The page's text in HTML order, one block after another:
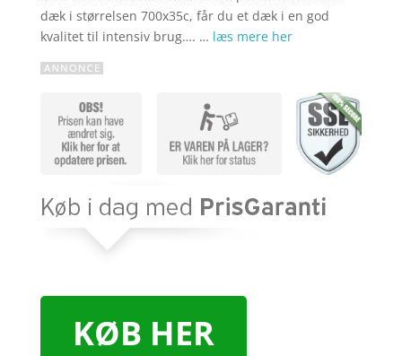
dæk i størrelsen 700x35c, får du et dæk i en god
kvalitet til intensiv brug…. … læs mere her
KØB HER